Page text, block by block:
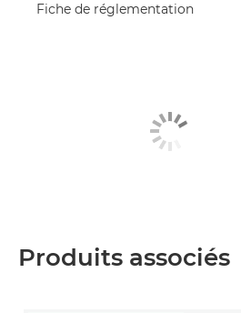
Fiche de réglementation
Produits associés